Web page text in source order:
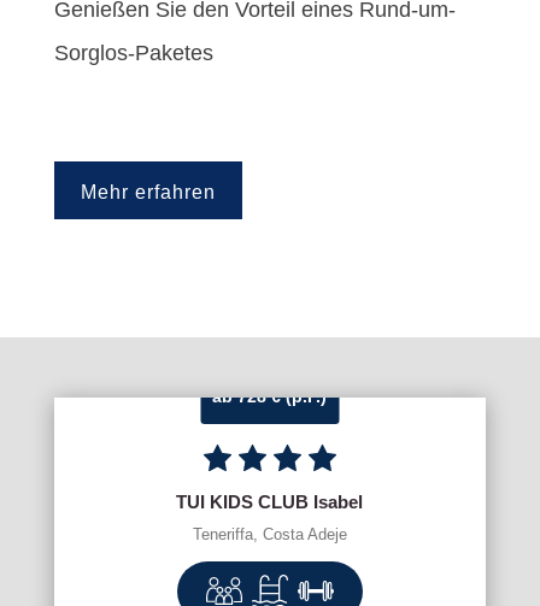
Genießen Sie den Vorteil eines Rund-um-
Sorglos-Paketes
Mehr erfahren
ab 728 € (p.P.)
TUI KIDS CLUB Isabel
Teneriffa, Costa Adeje